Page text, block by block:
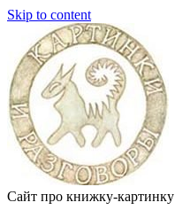
Skip to content
Сайт про книжку-картинку